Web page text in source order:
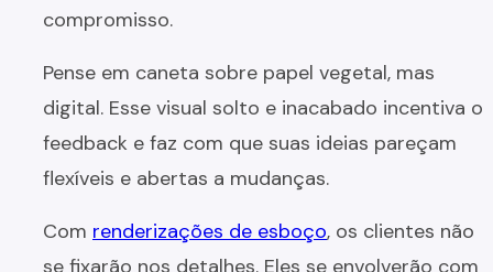
compromisso.
Pense em caneta sobre papel vegetal, mas
digital. Esse visual solto e inacabado incentiva o
feedback e faz com que suas ideias pareçam
flexíveis e abertas a mudanças.
Com renderizações de esboço, os clientes não